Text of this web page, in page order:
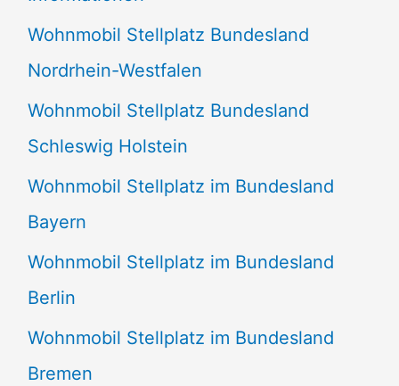
n
n
a
c
h
:
Wohnmobil Stellplatz Bundesland
Nordrhein-Westfalen
Wohnmobil Stellplatz Bundesland
Schleswig Holstein
Wohnmobil Stellplatz im Bundesland
Bayern
Wohnmobil Stellplatz im Bundesland
Berlin
Wohnmobil Stellplatz im Bundesland
Bremen